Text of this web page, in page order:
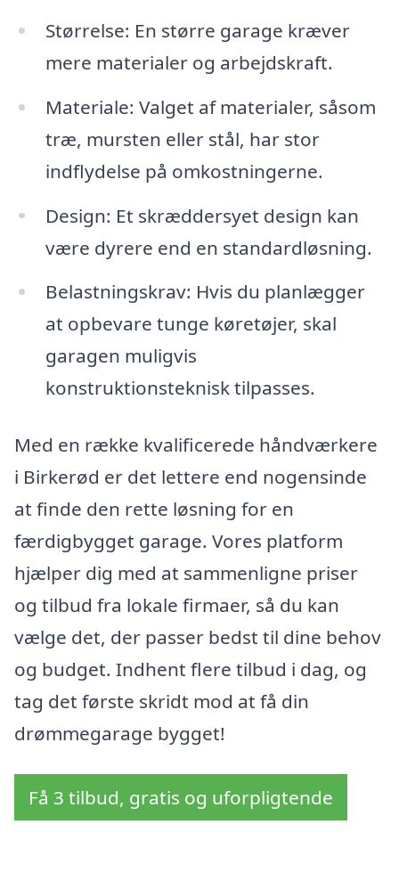
Størrelse: En større garage kræver
mere materialer og arbejdskraft.
Materiale: Valget af materialer, såsom
træ, mursten eller stål, har stor
indflydelse på omkostningerne.
Design: Et skræddersyet design kan
være dyrere end en standardløsning.
Belastningskrav: Hvis du planlægger
at opbevare tunge køretøjer, skal
garagen muligvis
konstruktionsteknisk tilpasses.
Med en række kvalificerede håndværkere
i Birkerød er det lettere end nogensinde
at finde den rette løsning for en
færdigbygget garage. Vores platform
hjælper dig med at sammenligne priser
og tilbud fra lokale firmaer, så du kan
vælge det, der passer bedst til dine behov
og budget. Indhent flere tilbud i dag, og
tag det første skridt mod at få din
drømmegarage bygget!
Få 3 tilbud, gratis og uforpligtende